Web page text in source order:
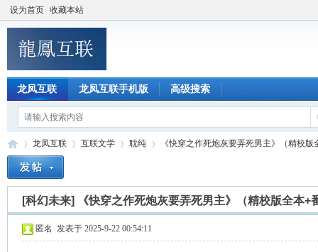
设为首页 收藏本站
龙凤互联 龙凤互联手机版 高级搜索
龙凤互联
›
互联文学
›
耽纯
›
《快穿之作死炮灰要弄死男主》（精校版
[科幻未来] 《快穿之作死炮灰要弄死男主》（精校版全本+
匿名 发表于 2025-9-22 00:54:11